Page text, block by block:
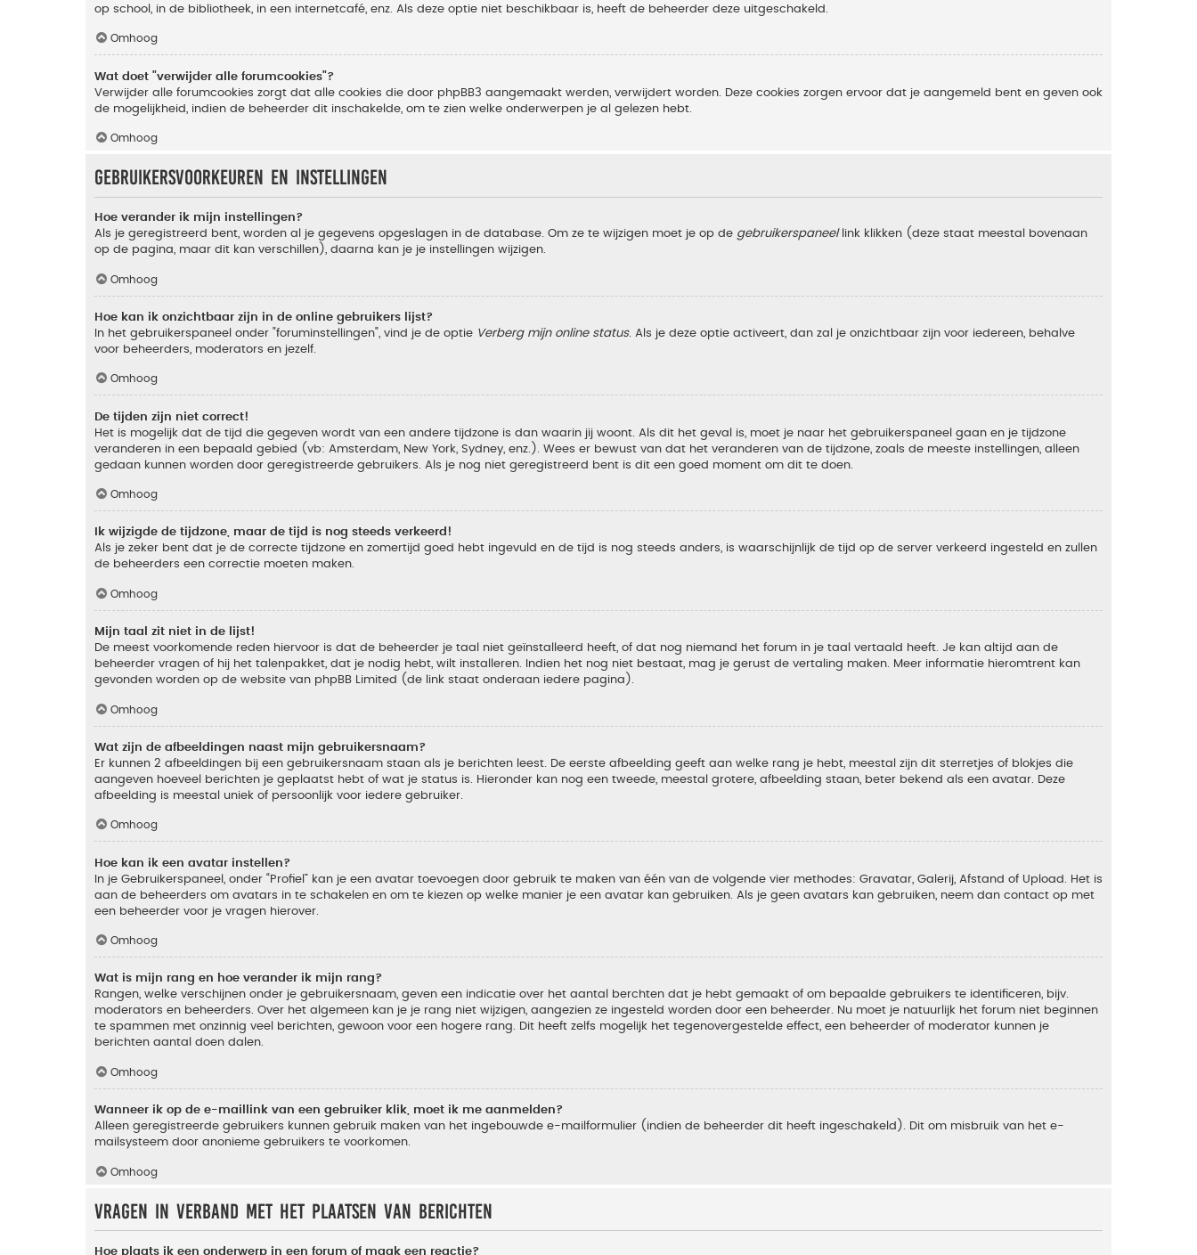
op school, in de bibliotheek, in een internetcafé, enz. Als deze optie niet beschikbaar is, heeft de beheerder deze uitgeschakeld.
Omhoog
Wat doet "verwijder alle forumcookies"?
Verwijder alle forumcookies zorgt dat alle cookies die door phpBB3 aangemaakt werden, verwijdert worden. Deze cookies zorgen ervoor dat je aangemeld bent en geven ook
de mogelijkheid, indien de beheerder dit inschakelde, om te zien welke onderwerpen je al gelezen hebt.
Omhoog
Gebruikersvoorkeuren en instellingen
Hoe verander ik mijn instellingen?
Als je geregistreerd bent, worden al je gegevens opgeslagen in de database. Om ze te wijzigen moet je op de gebruikerspaneellink klikken (deze staat meestal bovenaan
op de pagina, maar dit kan verschillen), daarna kan je je instellingen wijzigen.
Omhoog
Hoe kan ik onzichtbaar zijn in de online gebruikers lijst?
In het gebruikerspaneel onder "foruminstellingen", vind je de optie Verberg mijn online status. Als je deze optie activeert, dan zal je onzichtbaar zijn voor iedereen, behalve
voor beheerders, moderators en jezelf.
Omhoog
De tijden zijn niet correct!
Het is mogelijk dat de tijd die gegeven wordt van een andere tijdzone is dan waarin jij woont. Als dit het geval is, moet je naar het gebruikerspaneel gaan en je tijdzone
veranderen in een bepaald gebied (vb: Amsterdam, New York, Sydney, enz.). Wees er bewust van dat het veranderen van de tijdzone, zoals de meeste instellingen, alleen
gedaan kunnen worden door geregistreerde gebruikers. Als je nog niet geregistreerd bent is dit een goed moment om dit te doen.
Omhoog
Ik wijzigde de tijdzone, maar de tijd is nog steeds verkeerd!
Als je zeker bent dat je de correcte tijdzone en zomertijd goed hebt ingevuld en de tijd is nog steeds anders, is waarschijnlijk de tijd op de server verkeerd ingesteld en zullen
de beheerders een correctie moeten maken.
Omhoog
Mijn taal zit niet in de lijst!
De meest voorkomende reden hiervoor is dat de beheerder je taal niet geïnstalleerd heeft, of dat nog niemand het forum in je taal vertaald heeft. Je kan altijd aan de
beheerder vragen of hij het talenpakket, dat je nodig hebt, wilt installeren. Indien het nog niet bestaat, mag je gerust de vertaling maken. Meer informatie hieromtrent kan
gevonden worden op de website van phpBB Limited (de link staat onderaan iedere pagina).
Omhoog
Wat zijn de afbeeldingen naast mijn gebruikersnaam?
Er kunnen 2 afbeeldingen bij een gebruikersnaam staan als je berichten leest. De eerste afbeelding geeft aan welke rang je hebt, meestal zijn dit sterretjes of blokjes die
aangeven hoeveel berichten je geplaatst hebt of wat je status is. Hieronder kan nog een tweede, meestal grotere, afbeelding staan, beter bekend als een avatar. Deze
afbeelding is meestal uniek of persoonlijk voor iedere gebruiker.
Omhoog
Hoe kan ik een avatar instellen?
In je Gebruikerspaneel, onder “Profiel” kan je een avatar toevoegen door gebruik te maken van één van de volgende vier methodes: Gravatar, Galerij, Afstand of Upload. Het is
aan de beheerders om avatars in te schakelen en om te kiezen op welke manier je een avatar kan gebruiken. Als je geen avatars kan gebruiken, neem dan contact op met
een beheerder voor je vragen hierover.
Omhoog
Wat is mijn rang en hoe verander ik mijn rang?
Rangen, welke verschijnen onder je gebruikersnaam, geven een indicatie over het aantal berchten dat je hebt gemaakt of om bepaalde gebruikers te identificeren, bijv.
moderators en beheerders. Over het algemeen kan je je rang niet wijzigen, aangezien ze ingesteld worden door een beheerder. Nu moet je natuurlijk het forum niet beginnen
te spammen met onzinnig veel berichten, gewoon voor een hogere rang. Dit heeft zelfs mogelijk het tegenovergestelde effect, een beheerder of moderator kunnen je
berichten aantal doen dalen.
Omhoog
Wanneer ik op de e-maillink van een gebruiker klik, moet ik me aanmelden?
Alleen geregistreerde gebruikers kunnen gebruik maken van het ingebouwde e-mailformulier (indien de beheerder dit heeft ingeschakeld). Dit om misbruik van het e-
mailsysteem door anonieme gebruikers te voorkomen.
Omhoog
Vragen in verband met het plaatsen van berichten
Hoe plaats ik een onderwerp in een forum of maak een reactie?